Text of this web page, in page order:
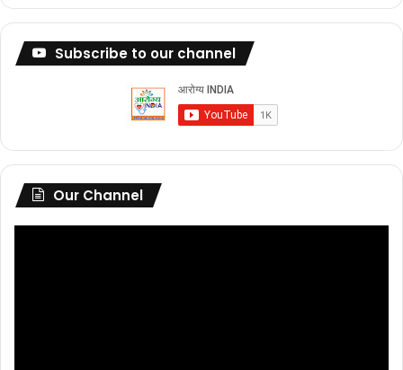
Subscribe to our channel
Our Channel